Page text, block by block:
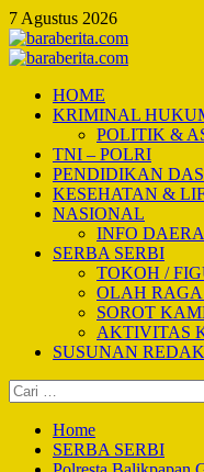
Skip
to
content
7 Agustus 2026
Primary
HOME
KRIMINAL
POLITIK &
TNI – POLRI
PENDIDIKAN
KESEHATAN &
NASIONAL
INFO
SERBA SERBI
TOKOH /
OLAH
SOROT
AKTIVITAS
SUSUNAN
Cari
untuk:
Home
SERBA SERBI